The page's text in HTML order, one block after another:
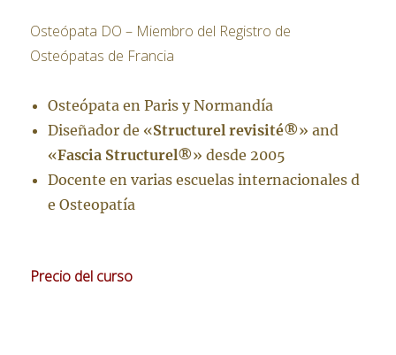
Osteópata DO – Miembro del Registro de
Osteópatas de Francia
Osteópata en Paris y Normandía
Diseñador de «Structurel revisité®» and
«Fascia Structurel®» desde 2005
Docente en varias escuelas internacionales d
e Osteopatía
Precio del curso